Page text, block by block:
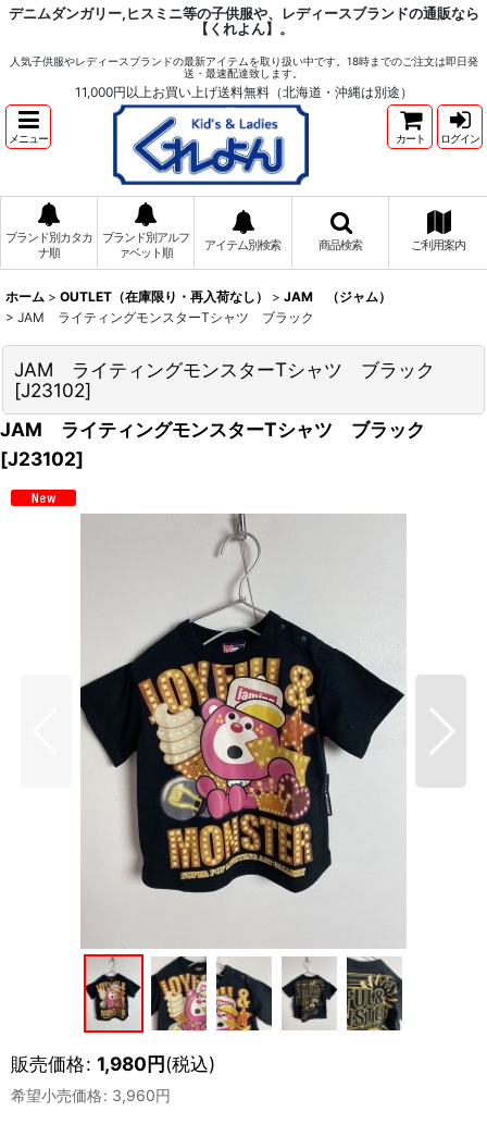
デニムダンガリー,ヒスミニ等の子供服や、レディースブランドの通販なら
【くれよん】。
人気子供服やレディースブランドの最新アイテムを取り扱い中です。18時までのご注文は即日発
送・最速配達致します。
11,000円以上お買い上げ送料無料（北海道・沖縄は別途）
メニュー カート ログイン
ブランド別カタカ
ナ順
ブランド別アルフ
ァベット順
アイテム別検索 商品検索 ご利用案内
ホーム > OUTLET（在庫限り・再入荷なし） > JAM （ジャム）
> JAM ライティングモンスターTシャツ ブラック
JAM ライティングモンスターTシャツ ブラック
[J23102]
JAM ライティングモンスターTシャツ ブラック
[J23102]
販売価格: 1,980円(税込)
希望小売価格: 3,960円